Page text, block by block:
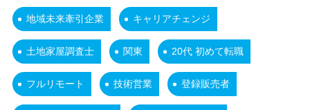
地域未来牽引企業 キャリアチェンジ
土地家屋調査士 関東 20代 初めて転職
フルリモート 技術営業 登録販売者